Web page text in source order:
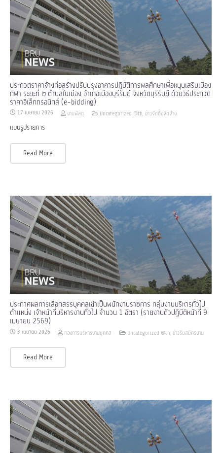
ประกวดราคาจ้างก่อสร้างปรับปรุงอาคารปฏิบัติการพลศึกษาเพื่อหนุนเสริมเมือง
กีฬา ระยะที่ ๒ ตำบลในเมือง อำเภอเมืองบุรีรัมย์ จังหวัดบุรีรัมย์ ด้วยวิธีประกวด
ราคาอิเล็กทรอนิกส์ (e-bidding)
17 เมษายน 2026 งานพัสดุ Uncategorized @th, ข่าวจัดซื้อจัดจ้าง
แบบรูปรายการ
Read More
ประกาศผลการเลือกสรรบุคคลเข้าเป็นพนักงานราชการ กลุ่มงานบริหารทั่วไป
ตำแหน่ง เจ้าหน้าที่บริหารงานทั่วไป จำนวน 1 อัตรา (รายงานตัวปฏิบัติหน้าที่ 9
เมษายน 2569)
3 เมษายน 2026 กองการบริหารงานบุคคล Uncategorized @th, ข่าวรับสมัครงาน
Read More